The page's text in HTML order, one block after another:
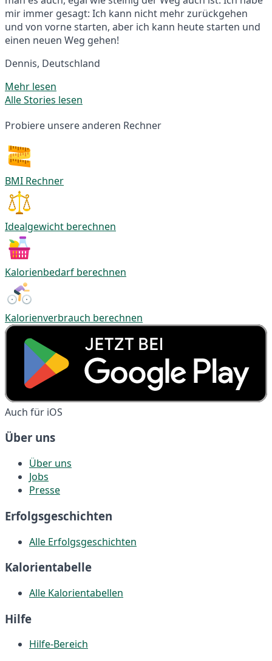
mir immer gesagt: Ich kann nicht mehr zurückgehen
und von vorne starten, aber ich kann heute starten und
einen neuen Weg gehen!
Dennis, Deutschland
Mehr lesen
Alle Stories lesen
Probiere unsere anderen Rechner
BMI Rechner
Idealgewicht berechnen
Kalorienbedarf berechnen
Kalorienverbrauch berechnen
Auch für iOS
Über uns
Über uns
Jobs
Presse
Erfolgsgeschichten
Alle Erfolgsgeschichten
Kalorientabelle
Alle Kalorientabellen
Hilfe
Hilfe-Bereich